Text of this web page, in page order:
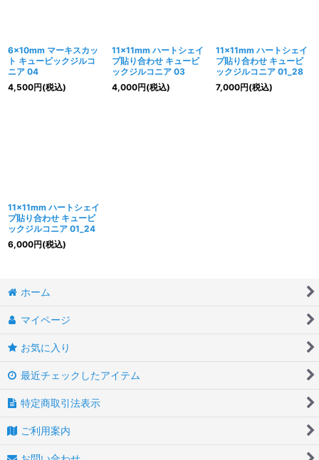
6×10mm マーキスカッ
ト キュービックジルコ
ニア 04
4,500円(税込)
11×11mm ハートシェイ
プ貼り合わせ キュービ
ックジルコニア 03
4,000円(税込)
11×11mm ハートシェイ
プ貼り合わせ キュービ
ックジルコニア 01_28
7,000円(税込)
11×11mm ハートシェイ
プ貼り合わせ キュービ
ックジルコニア 01_24
6,000円(税込)
ホーム
マイページ
お気に入り
最近チェックしたアイテム
特定商取引法表示
ご利用案内